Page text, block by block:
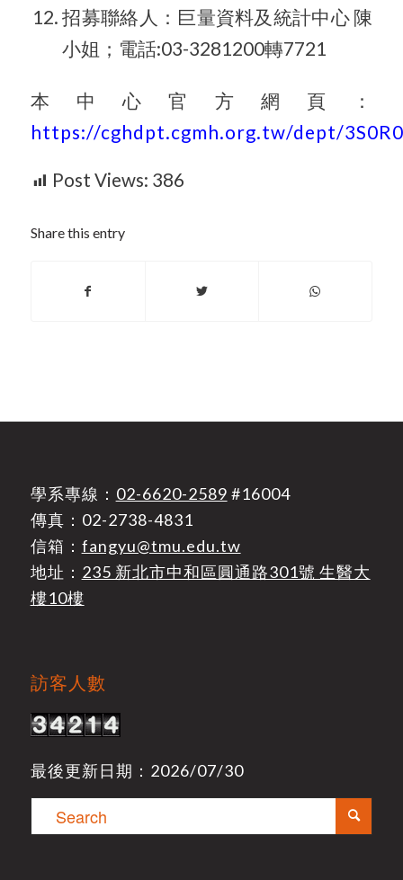
招募聯絡人：巨量資料及統計中心 陳
小姐；電話:03-3281200轉7721
本中心官方網頁：
https://cghdpt.cgmh.org.tw/dept/3S0R0
Post Views: 386
Share this entry
學系專線： 02-6620-2589 #16004
傳真：02-2738-4831
信箱： fangyu@tmu.edu.tw
地址： 235 新北市中和區圓通路301號 生醫大
樓10樓
訪客人數
最後更新日期：2026/07/30